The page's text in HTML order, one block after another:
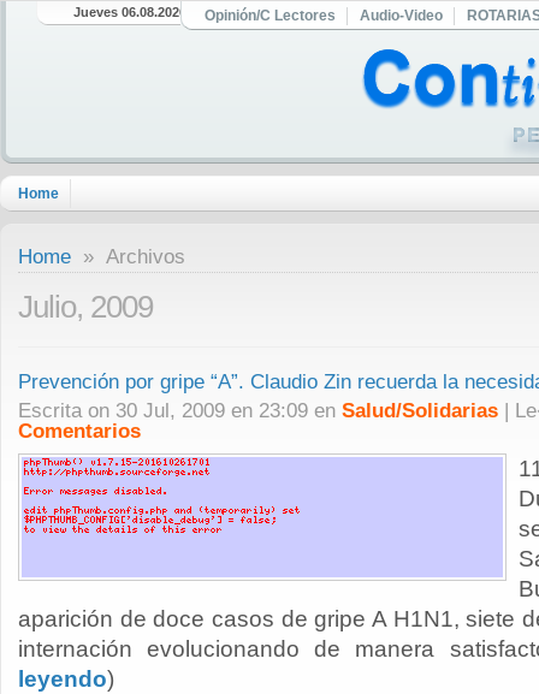
Jueves 06.08.2026 Opinión/C Lectores Audio-Video
Home
Home » Archivos
Julio, 2009
Prevención por gripe “A”. Claudio Zin recuerda la
Escrita on 30 Jul, 2009 en 23:09 en Salud/Solidarias |
Comentarios
aparición de doce casos de gripe A H1N1, siete
internación evolucionando de manera
leyendo)